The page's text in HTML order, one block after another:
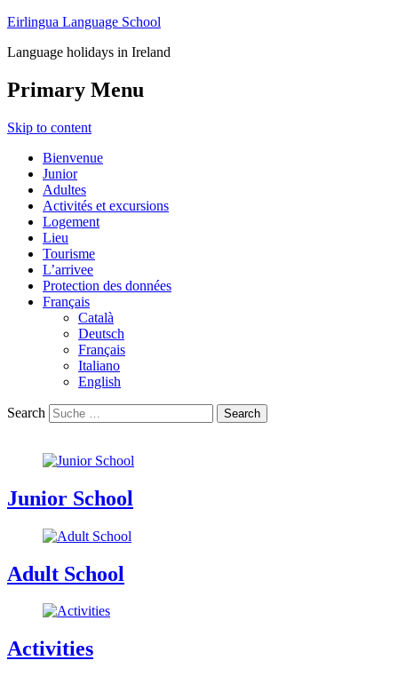
Eirlingua Language School
Language holidays in Ireland
Primary Menu
Skip to content
Bienvenue
Junior
Adultes
Activités et excursions
Logement
Lieu
Tourisme
L’arrivee
Protection des données
Français
Català
Deutsch
Français
Italiano
English
Search
Junior School
Adult School
Activities